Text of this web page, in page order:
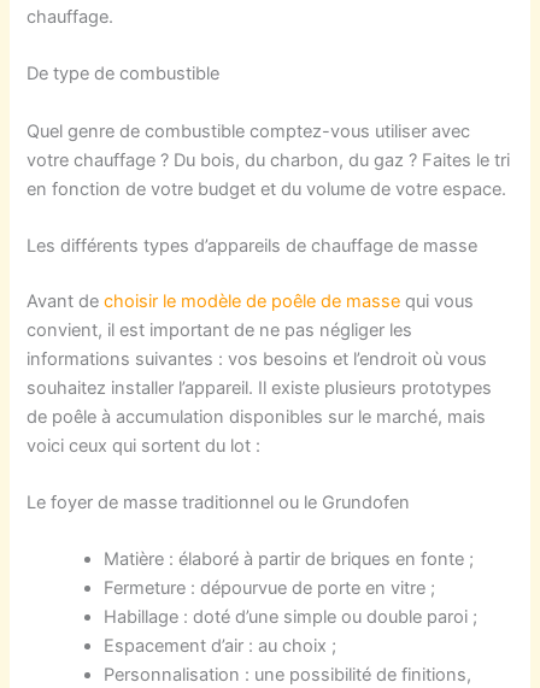
chauffage.
De type de combustible
Quel genre de combustible comptez-vous utiliser avec
votre chauffage ? Du bois, du charbon, du gaz ? Faites le tri
en fonction de votre budget et du volume de votre espace.
Les différents types d’appareils de chauffage de masse
Avant dechoisir le modèlede poêle de masse qui vous
convient, il est important de ne pas négliger les
informations suivantes :vos besoinset l’endroit où vous
souhaitez installer l’appareil. Il existe plusieurs prototypes
de poêle à accumulation disponibles sur le marché, mais
voici ceux qui sortent du lot :
Le foyer de masse traditionnelou le Grundofen
Matière :élaboréà partir de briquesen fonte ;
Fermeture :dépourvuede porte en vitre ;
Habillage :dotéd’une simple ou double paroi ;
Espacement d’air :au choix ;
Personnalisation : une possibilitéde finitions,